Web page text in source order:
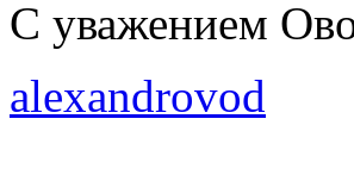
С уважением
alexandrovod